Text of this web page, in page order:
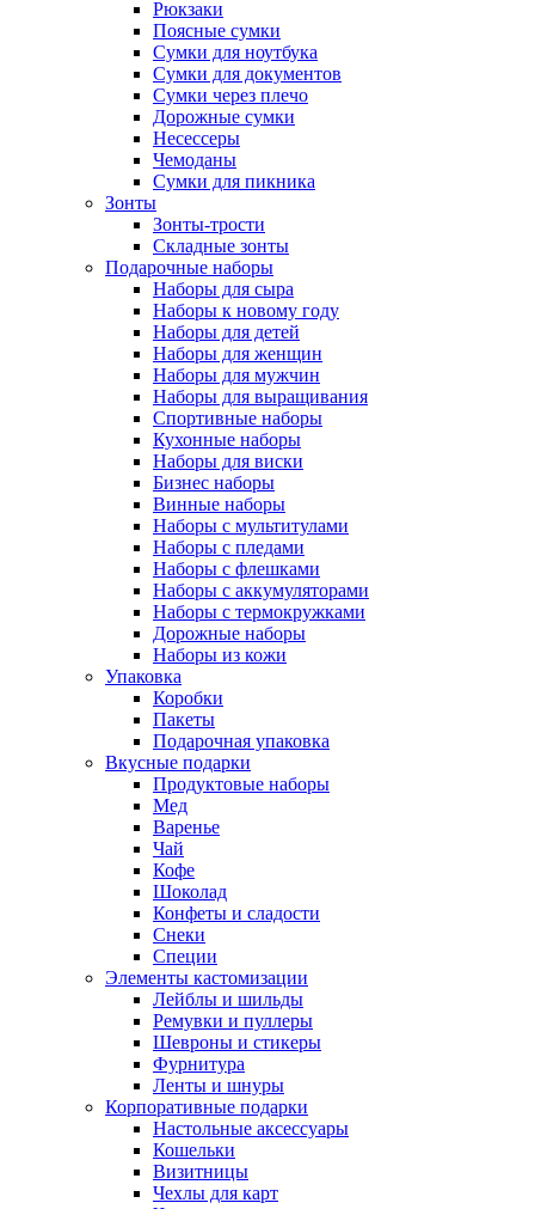
Рюкзаки
Поясные сумки
Сумки для ноутбука
Сумки для документов
Сумки через плечо
Дорожные сумки
Несессеры
Чемоданы
Сумки для пикника
Зонты
Зонты-трости
Складные зонты
Подарочные наборы
Наборы для сыра
Наборы к новому году
Наборы для детей
Наборы для женщин
Наборы для мужчин
Наборы для выращивания
Спортивные наборы
Кухонные наборы
Наборы для виски
Бизнес наборы
Винные наборы
Наборы с мультитулами
Наборы с пледами
Наборы с флешками
Наборы с аккумуляторами
Наборы с термокружками
Дорожные наборы
Наборы из кожи
Упаковка
Коробки
Пакеты
Подарочная упаковка
Вкусные подарки
Продуктовые наборы
Мед
Варенье
Чай
Кофе
Шоколад
Конфеты и сладости
Снеки
Специи
Элементы кастомизации
Лейблы и шильды
Ремувки и пуллеры
Шевроны и стикеры
Фурнитура
Ленты и шнуры
Корпоративные подарки
Настольные аксессуары
Кошельки
Визитницы
Чехлы для карт